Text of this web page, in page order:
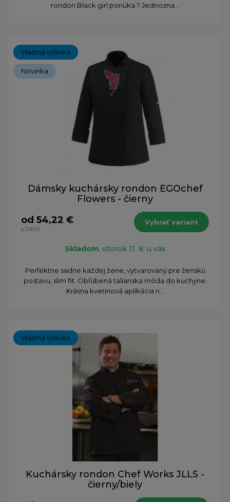
rondon Black girl ponúka ? Jednozna...
Vlastná výšivka
Novinka
Dámsky kuchársky rondon EGOchef
Flowers - čierny
od 54,22 €
s DPH
Vybrať variant
Skladom, utorok 11. 8. u vás
Perfektne sadne každej žene, vytvarovaný pre ženskú
postavu, slim fit. Obľúbená talianska móda do kuchyne.
Krásna kvetinová aplikácia n...
Vlastná výšivka
Kuchársky rondon Chef Works JLLS -
čierny/biely